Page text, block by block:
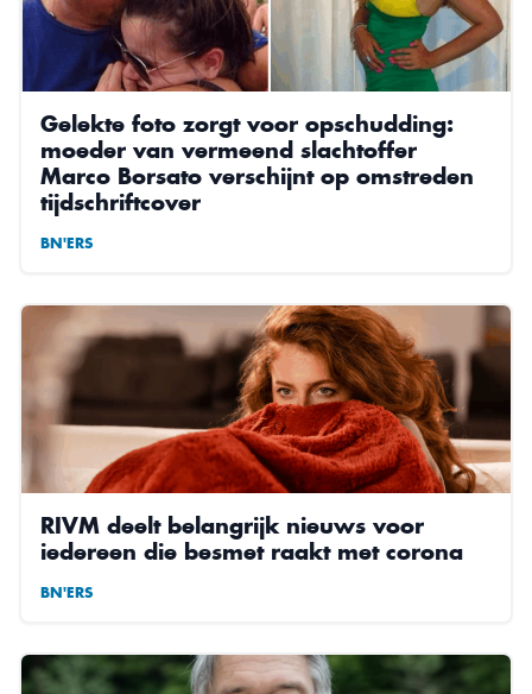
Gelekte foto zorgt voor opschudding:
moeder van vermeend slachtoffer
Marco Borsato verschijnt op omstreden
tijdschriftcover
BN'ERS
RIVM deelt belangrijk nieuws voor
iedereen die besmet raakt met corona
BN'ERS